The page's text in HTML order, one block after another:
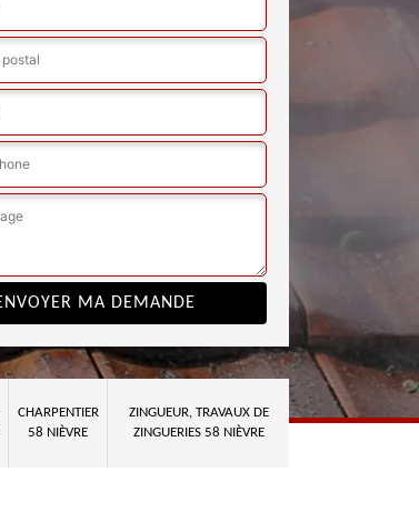
CHARPENTIER
58 NIÈVRE
ZINGUEUR, TRAVAUX DE
ZINGUERIES 58 NIÈVRE